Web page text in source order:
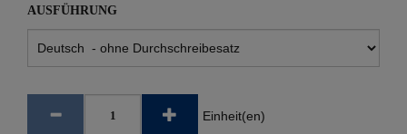
AUSFÜHRUNG
Einheit(en)